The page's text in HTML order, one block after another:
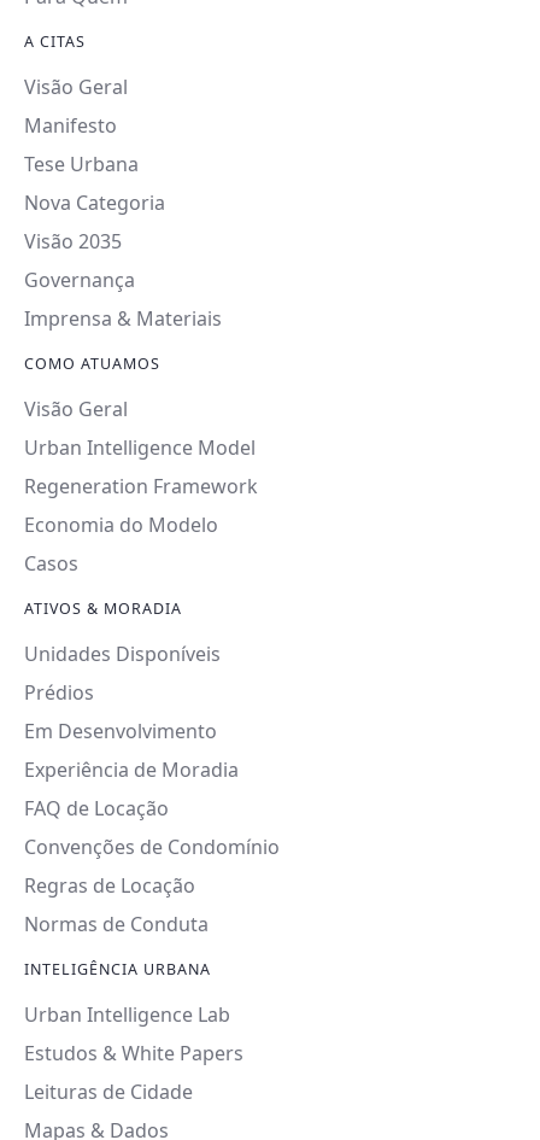
A CITAS
Visão Geral
Manifesto
Tese Urbana
Nova Categoria
Visão 2035
Governança
Imprensa & Materiais
COMO ATUAMOS
Visão Geral
Urban Intelligence Model
Regeneration Framework
Economia do Modelo
Casos
ATIVOS & MORADIA
Unidades Disponíveis
Prédios
Em Desenvolvimento
Experiência de Moradia
FAQ de Locação
Convenções de Condomínio
Regras de Locação
Normas de Conduta
INTELIGÊNCIA URBANA
Urban Intelligence Lab
Estudos & White Papers
Leituras de Cidade
Mapas & Dados